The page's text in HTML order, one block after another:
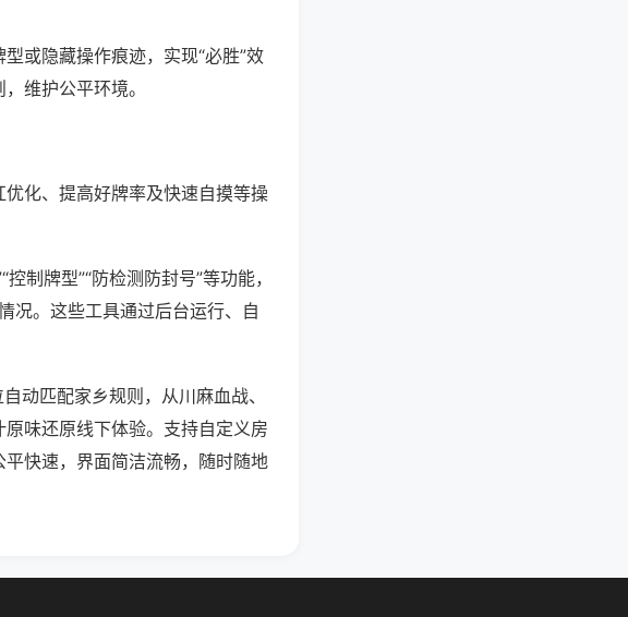
或隐藏操作痕迹，实现“必胜”效
维护公平环境。
化、提高好牌率及快速自摸等操
制牌型”“防检测防封号”等功能，
况。这些工具通过后台运行、自
动匹配家乡规则，从川麻血战、
味还原线下体验。支持自定义房
快速，界面简洁流畅，随时随地